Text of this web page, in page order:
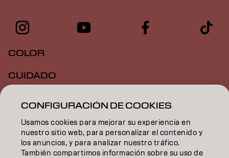
COLOR
CUIDADO
STYLING
INSPIRACIÓN
CONFIGURACIÓN DE COOKIES
Usamos cookies para mejorar su experiencia en
nuestro sitio web, para personalizar el contenido y
los anuncios, y para analizar nuestro tráfico.
También compartimos información sobre su uso de